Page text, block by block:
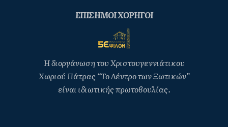
ΕΠΙΣΗΜΟΙ ΧΟΡΗΓΟΙ
Η διοργάνωση του Χριστουγεννιάτικου
Χωριού Πάτρας “Το Δέντρο των Ξωτικών”
είναι ιδιωτικής πρωτοβουλίας.